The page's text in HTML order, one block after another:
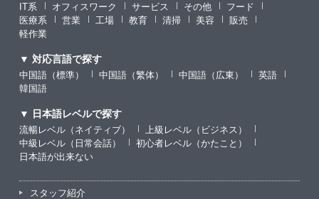
IT系 オフィスワーク サービス その他
フード
医療系
営業 工場 教育 清掃 美容
販売
軽作業
▼ 対応言語で探す
中国語（標準） 中国語（繁体） 中国語（広東）
英語
韓国語
▼ 日本語レベルで探す
流暢レベル（ネイティブ）
上級レベル（ビジネス）
中級レベル（日常会話）
初心者レベル（かたこと）
日本語が出来ない
スタッフ紹介